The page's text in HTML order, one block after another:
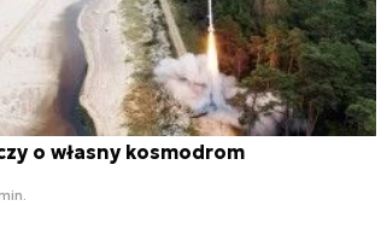
o własny kosmodrom